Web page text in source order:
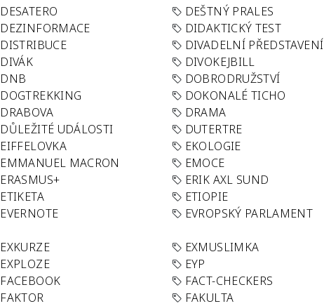
DESATERO DEŠTNÝ PRALES
DEZINFORMACE DIDAKTICKÝ TEST
DISTRIBUCE DIVADELNÍ PŘEDSTAVENÍ
DIVÁK DIVOKEJBILL
DNB DOBRODRUŽSTVÍ
DOGTREKKING DOKONALÉ TICHO
DRABOVA DRAMA
DŮLEŽITÉ UDÁLOSTI DUTERTRE
EIFFELOVKA EKOLOGIE
EMMANUEL MACRON EMOCE
ERASMUS+ ERIK AXL SUND
ETIKETA ETIOPIE
EVERNOTE EVROPSKÝ PARLAMENT
EXKURZE EXMUSLIMKA
EXPLOZE EYP
FACEBOOK FACT-CHECKERS
FAKTOR FAKULTA